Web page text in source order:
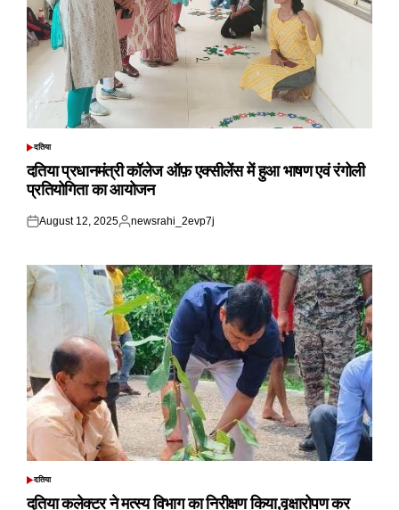
POSTED
दतिया
दतिया प्रधानमंत्री कॉलेज ऑफ़ एक्सीलेंस में हुआ भाषण एवं रंगोली
प्रतियोगिता का आयोजन
Posted
August 12, 2025
Posted
newsrahi_2evp7j
POSTED
दतिया
दतिया कलेक्टर ने मत्स्य विभाग का निरीक्षण किया,वृक्षारोपण कर